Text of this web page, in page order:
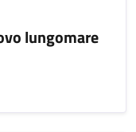
lungomare